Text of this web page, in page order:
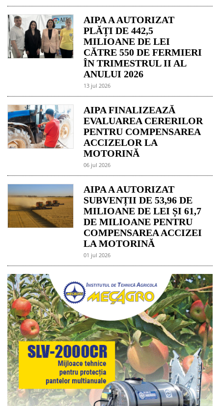
AIPA A AUTORIZAT
PLĂȚI DE 442,5
MILIOANE DE LEI
CĂTRE 550 DE FERMIERI
ÎN TRIMESTRUL II AL
ANULUI 2026
13 jul 2026
AIPA FINALIZEAZĂ
EVALUAREA CERERILOR
PENTRU COMPENSAREA
ACCIZELOR LA
MOTORINĂ
06 jul 2026
AIPA A AUTORIZAT
SUBVENȚII DE 53,96 DE
MILIOANE DE LEI ȘI 61,7
DE MILIOANE PENTRU
COMPENSAREA ACCIZEI
LA MOTORINĂ
01 jul 2026